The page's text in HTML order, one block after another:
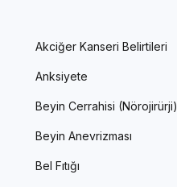
Akciğer Kanseri Belirtileri
Anksiyete
Beyin Cerrahisi (Nörojirürji)
Beyin Anevrizması
Bel Fıtığı